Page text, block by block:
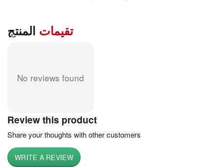
تقيمات المنتج
No reviews found
Review this product
Share your thoughts with other customers
WRITE A REVIEW